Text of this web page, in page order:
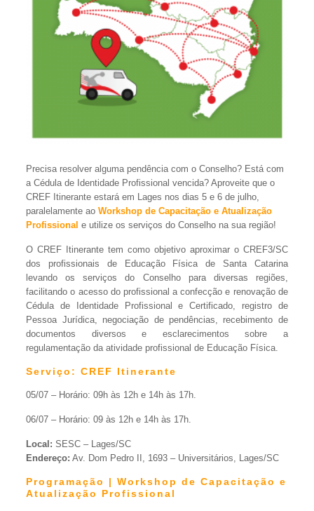
Precisa resolver alguma pendência com o Conselho? Está com
a Cédula de Identidade Profissional vencida? Aproveite que o
CREF Itinerante estará em Lages nos dias 5 e 6 de julho,
paralelamente aoWorkshop de Capacitação e Atualização
Profissional e utilize os serviços do Conselho na sua região!
O CREF Itinerante tem como objetivo aproximar o CREF3/SC
dos profissionais de Educação Física de Santa Catarina
levando os serviços do Conselho para diversas regiões,
facilitando o acesso do profissional a confecção e renovação de
Cédula de Identidade Profissional e Certificado, registro de
Pessoa Jurídica, negociação de pendências, recebimento de
documentos diversos e esclarecimentos sobre a
regulamentação da atividade profissional de Educação Física.
Serviço: CREF Itinerante
05/07 – Horário: 09h às 12h e 14h às 17h.
06/07 – Horário: 09 às 12h e 14h às 17h.
Local: SESC – Lages/SC
Endereço: Av. Dom Pedro II, 1693 – Universitários, Lages/SC
Programação | Workshop de Capacitação e
Atualização Profissional